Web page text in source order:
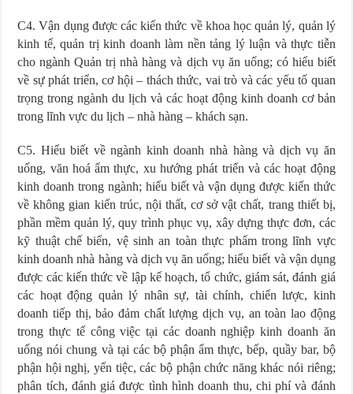
C4. Vận dụng được các kiến thức về khoa học quản lý, quản lý
kinh tế, quản trị kinh doanh làm nền tảng lý luận và thực tiễn
cho ngành Quản trị nhà hàng và dịch vụ ăn uống; có hiểu biết
về sự phát triển, cơ hội – thách thức, vai trò và các yếu tố quan
trọng trong ngành du lịch và các hoạt động kinh doanh cơ bản
trong lĩnh vực du lịch – nhà hàng – khách sạn.
C5. Hiểu biết về ngành kinh doanh nhà hàng và dịch vụ ăn
uống, văn hoá ẩm thực, xu hướng phát triển và các hoạt động
kinh doanh trong ngành; hiểu biết và vận dụng được kiến thức
về không gian kiến trúc, nội thất, cơ sở vật chất, trang thiết bị,
phần mềm quản lý, quy trình phục vụ, xây dựng thực đơn, các
kỹ thuật chế biến, vệ sinh an toàn thực phẩm trong lĩnh vực
kinh doanh nhà hàng và dịch vụ ăn uống; hiểu biết và vận dụng
được các kiến thức về lập kế hoạch, tổ chức, giám sát, đánh giá
các hoạt động quản lý nhân sự, tài chính, chiến lược, kinh
doanh tiếp thị, bảo đảm chất lượng dịch vụ, an toàn lao động
trong thực tế công việc tại các doanh nghiệp kinh doanh ăn
uống nói chung và tại các bộ phận ẩm thực, bếp, quầy bar, bộ
phận hội nghị, yến tiệc, các bộ phận chức năng khác nói riêng;
phân tích, đánh giá được tình hình doanh thu, chi phí và đánh